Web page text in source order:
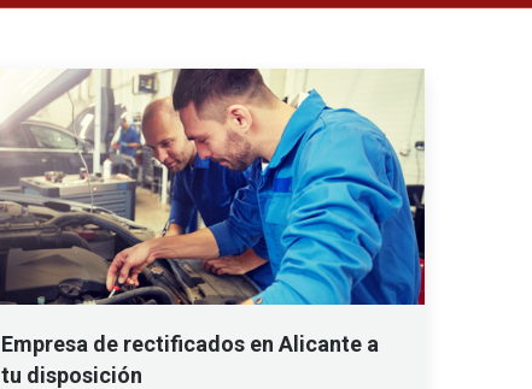
Empresa de rectificados en Alicante a
tu disposición